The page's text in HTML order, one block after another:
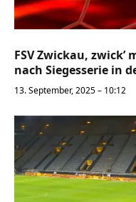
FSV Zwickau,
nach Siegesserie in
13. September, 2025 – 10:12